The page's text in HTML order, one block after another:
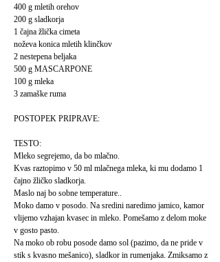
400 g mletih orehov
200 g sladkorja
1 čajna žlička cimeta
noževa konica mletih klinčkov
2 nestepena beljaka
500 g MASCARPONE
100 g mleka
3 zamaške ruma
POSTOPEK PRIPRAVE:
TESTO:
Mleko segrejemo, da bo mlačno.
Kvas raztopimo v 50 ml mlačnega mleka, ki mu dodamo 1
čajno žličko sladkorja.
Maslo naj bo sobne temperature..
Moko damo v posodo. Na sredini naredimo jamico, kamor
vlijemo vzhajan kvasec in mleko. Pomešamo z delom moke
v gosto pasto.
Na moko ob robu posode damo sol (pazimo, da ne pride v
stik s kvasno mešanico), sladkor in rumenjaka. Zmiksamo z